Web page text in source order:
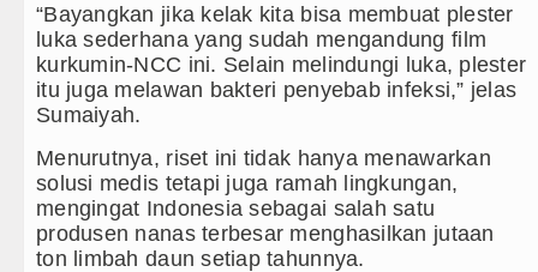
“Bayangkan jika kelak kita bisa membuat plester
luka sederhana yang sudah mengandung film
kurkumin-NCC ini. Selain melindungi luka, plester
itu juga melawan bakteri penyebab infeksi,” jelas
Sumaiyah.
Menurutnya, riset ini tidak hanya menawarkan
solusi medis tetapi juga ramah lingkungan,
mengingat Indonesia sebagai salah satu
produsen nanas terbesar menghasilkan jutaan
ton limbah daun setiap tahunnya.